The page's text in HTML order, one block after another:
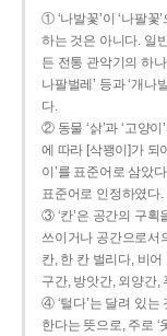
① ‘나발꽃’이 ‘나팔꽃
하는 것은 아니다. 일
든 전통 관악기의 하
나팔벌레’ 등과 ‘개나
다.
② 동물 ‘삵’과 ‘고양이
에 따라 [삭꽹이]가 되
이’를 표준어로 삼았
표준어로 인정하였다.
③ ‘칸’은 공간의 구획
쓰이거나 공간으로서
칸, 한 칸 벌리다, 비어
구간, 방앗간, 외양간,
④ ‘털다’는 달려 있는
한다는 뜻으로, 주로 ‘